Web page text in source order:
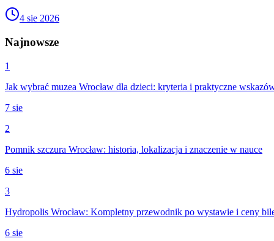
4 sie 2026
Najnowsze
1
Jak wybrać muzea Wrocław dla dzieci: kryteria i praktyczne
7 sie
2
Pomnik szczura Wrocław: historia, lokalizacja i znaczenie w nauce
6 sie
3
Hydropolis Wrocław: Kompletny przewodnik po wystawie i ceny
6 sie